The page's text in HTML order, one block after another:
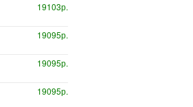
19103р.
19095р.
19095р.
19095р.